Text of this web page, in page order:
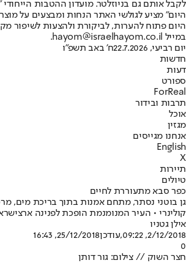
לקבל אותם גם בניוזלטר. מועדון ההטבות
היום" מציע לגולשי האתר הנחות ומבצעים על
היום פתוח להערות, לביקורת ולהצעות לשיפור
במייל hayom@israelhayom.co.il.
יום רביעי, 22.7.2026
ח' באב תשפ"ו
חדשות
דעות
ספורט
ForReal
תרבות ובידור
אוכל
מגזין
אנחנו מגייסים
English
X
תיירות
טיולים
כפר סבא מתעוררת לחיים
גן בוטני נסתר, מתחם אמנות בתוך בריכת מים,
קולינרי • העיר המנומנמת הופכת לפנינה
אילן גטניו
2/12/2018, 09:22
,עודכן25/12/2018, 16:43
0
חצר השוק // צילום: גור דותן